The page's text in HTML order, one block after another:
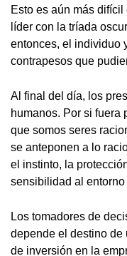
Esto es aún más
líder con la tríada
entonces, el individuo
contrapesos que
Al final del día, los
humanos. Por si fuera
que somos seres
se anteponen a lo
el instinto, la
sensibilidad al
Los tomadores de
depende el destino de
de inversión en la